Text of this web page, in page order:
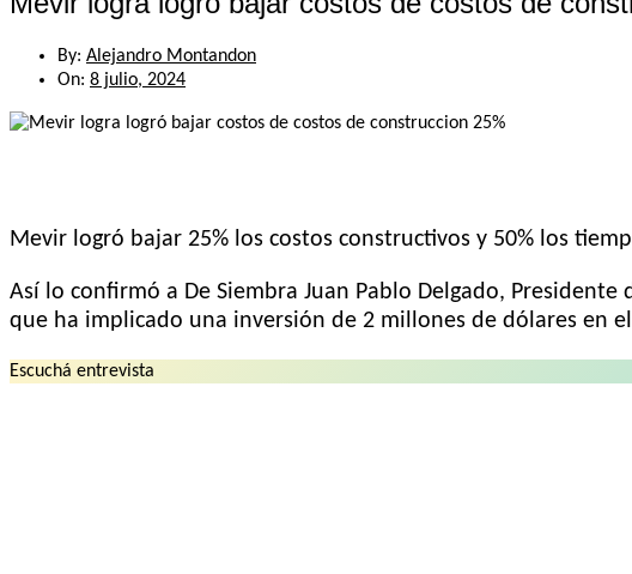
By: Alejandro Montandon
On: 8 julio, 2024
Mevir logró bajar 25% los costos constructivos y 50% los
Así lo confirmó a De Siembra Juan Pablo Delgado,
que ha implicado una inversión de 2 millones de dólares en
Escuchá entrevista